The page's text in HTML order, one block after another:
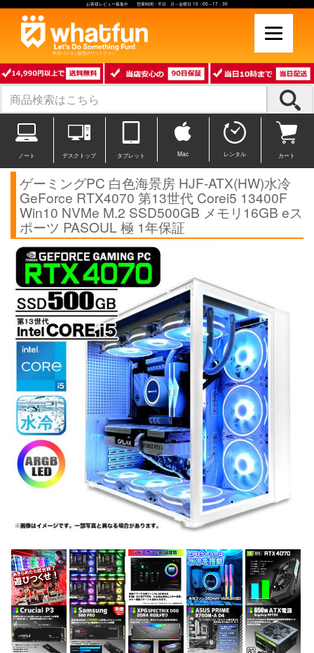
お客様レビュー募集中 営業時間：平日 月～金曜日 10：00～17：30
中古パソコン販売のワットファン
ノート デスクトップ タブレット Mac レンタル カート
ゲーミングPC 白色海景房 HJF-ATX(HW)水冷
GeForce RTX4070 第13世代 Corei5 13400F
Win10 NVMe M.2 SSD500GB メモリ16GB eス
ポーツ PASOUL 極 1年保証